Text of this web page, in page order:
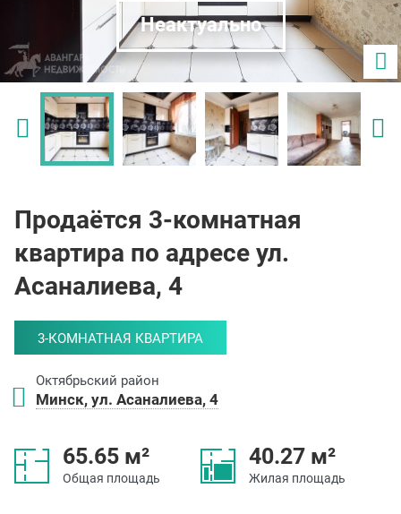
Неактуально
Продаётся 3-комнатная
квартира по адресе ул.
Асаналиева, 4
3-КОМНАТНАЯ КВАРТИРА
Октябрьский район
Минск, ул. Асаналиева, 4
65.65 м²
Общая площадь
40.27 м²
Жилая площадь